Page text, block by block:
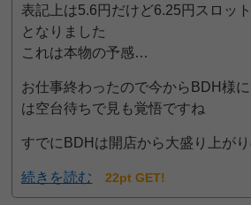
表記上は5.6円だけど6.25円スロッ
となりました
これは本物の予感…
お仕事終わったので今からBDH様
は空台待ちで見も覚悟ですね
すでにBDHは開店から大盛り上が
続きを読む 22pt GET!